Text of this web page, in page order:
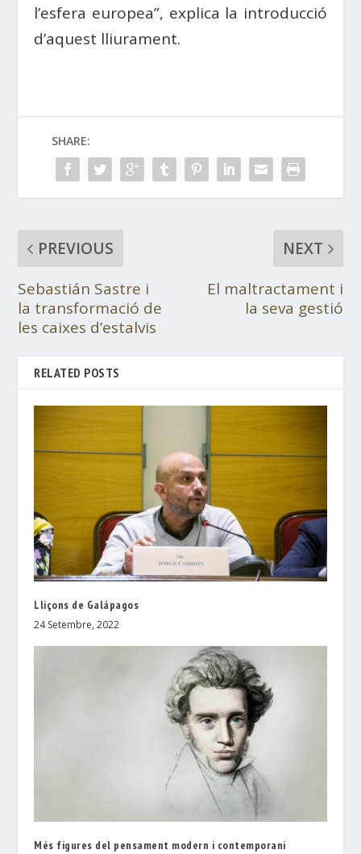
l’esfera europea”, explica la introducció
d’aquest lliurament.
SHARE:
PREVIOUS
Sebastián Sastre i
la transformació de
les caixes d’estalvis
NEXT
El maltractament i
la seva gestió
RELATED POSTS
Lliçons de Galápagos
24 Setembre, 2022
Més figures del pensament modern i contemporani